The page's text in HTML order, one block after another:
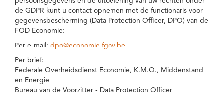
de GDPR kunt u contact opnemen met de functionaris voor
gegevensbescherming (Data Protection Officer, DPO) van de
FOD Economie:
Per e-mail : dpo@economie.fgov.be
Per brief:
Federale Overheidsdienst Economie, K.M.O., Middenstand
en Energie
Bureau van de Voorzitter - Data Protection Officer